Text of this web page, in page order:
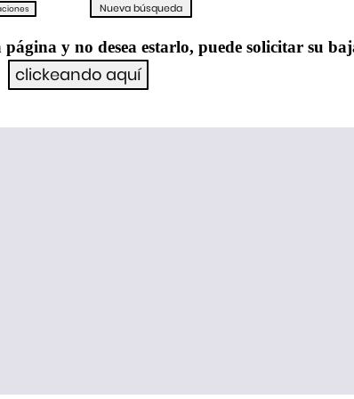
y no desea estarlo, puede solicitar su